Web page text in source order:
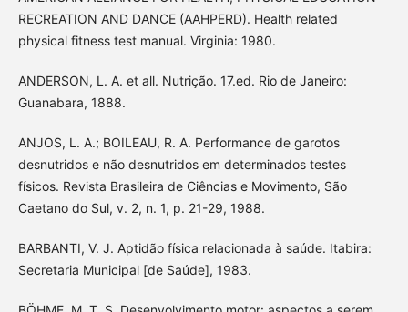
RECREATION AND DANCE (AAHPERD). Health related
physical fitness test manual. Virginia: 1980.
ANDERSON, L. A. et all. Nutrição. 17.ed. Rio de Janeiro:
Guanabara, 1888.
ANJOS, L. A.; BOILEAU, R. A. Performance de garotos
desnutridos e não desnutridos em determinados testes
físicos. Revista Brasileira de Ciências e Movimento, São
Caetano do Sul, v. 2, n. 1, p. 21-29, 1988.
BARBANTI, V. J. Aptidão física relacionada à saúde. Itabira:
Secretaria Municipal [de Saúde], 1983.